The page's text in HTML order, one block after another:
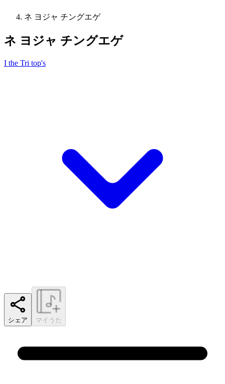
ネ ヨジャ チングエゲ
ネ ヨジャ チングエゲ
I the Tri top's
シェア マイうた